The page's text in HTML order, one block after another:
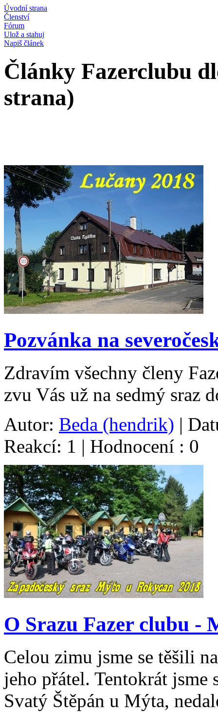
Úvodní strana
Členství
Fórum
Ulož a stahuj
Napiš článek
Články Fazerclubu
strana)
Pozvánka na
Zdravím všechny členy
zvu Vás už na sedmý sraz
Autor: Beda (hendrik) |
Reakcí: 1 | Hodnocení : 0
O Srazu Fazer clubu -
Celou zimu jsme se těšili
jeho přátel. Tentokrát jsme
Svatý Štěpán u Mýta,